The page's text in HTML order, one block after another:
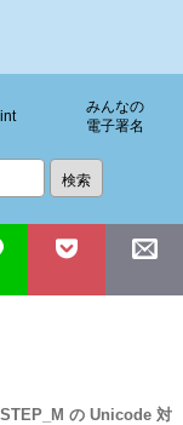
みんなの
電子署名
の Unicode 対